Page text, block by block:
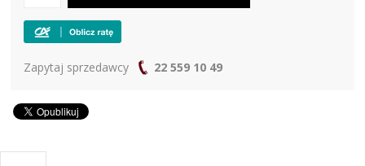
Zapytaj sprzedawcy 22 559 10 49